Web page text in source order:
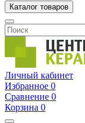
Каталог товаров
Личный кабинет
Избранное 0
Сравнение 0
Корзина 0